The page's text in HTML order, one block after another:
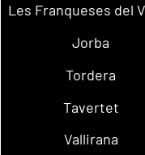
Les Franqueses del
Jorba
Tordera
Tavertet
Vallirana